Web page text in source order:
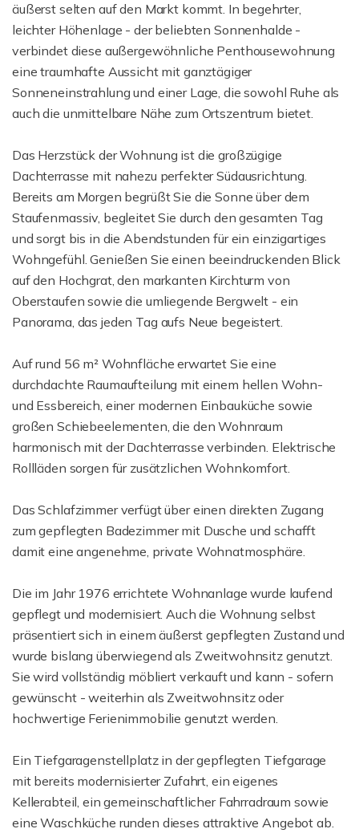
äußerst selten auf den Markt kommt. In begehrter,
leichter Höhenlage - der beliebten Sonnenhalde -
verbindet diese außergewöhnliche Penthousewohnung
eine traumhafte Aussicht mit ganztägiger
Sonneneinstrahlung und einer Lage, die sowohl Ruhe als
auch die unmittelbare Nähe zum Ortszentrum bietet.
Das Herzstück der Wohnung ist die großzügige
Dachterrasse mit nahezu perfekter Südausrichtung.
Bereits am Morgen begrüßt Sie die Sonne über dem
Staufenmassiv, begleitet Sie durch den gesamten Tag
und sorgt bis in die Abendstunden für ein einzigartiges
Wohngefühl. Genießen Sie einen beeindruckenden Blick
auf den Hochgrat, den markanten Kirchturm von
Oberstaufen sowie die umliegende Bergwelt - ein
Panorama, das jeden Tag aufs Neue begeistert.
Auf rund 56 m² Wohnfläche erwartet Sie eine
durchdachte Raumaufteilung mit einem hellen Wohn-
und Essbereich, einer modernen Einbauküche sowie
großen Schiebeelementen, die den Wohnraum
harmonisch mit der Dachterrasse verbinden. Elektrische
Rollläden sorgen für zusätzlichen Wohnkomfort.
Das Schlafzimmer verfügt über einen direkten Zugang
zum gepflegten Badezimmer mit Dusche und schafft
damit eine angenehme, private Wohnatmosphäre.
Die im Jahr 1976 errichtete Wohnanlage wurde laufend
gepflegt und modernisiert. Auch die Wohnung selbst
präsentiert sich in einem äußerst gepflegten Zustand und
wurde bislang überwiegend als Zweitwohnsitz genutzt.
Sie wird vollständig möbliert verkauft und kann - sofern
gewünscht - weiterhin als Zweitwohnsitz oder
hochwertige Ferienimmobilie genutzt werden.
Ein Tiefgaragenstellplatz in der gepflegten Tiefgarage
mit bereits modernisierter Zufahrt, ein eigenes
Kellerabteil, ein gemeinschaftlicher Fahrradraum sowie
eine Waschküche runden dieses attraktive Angebot ab.